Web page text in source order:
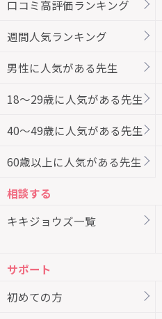
口コミ高評価ランキング
週間人気ランキング
男性に人気がある先生
18～29歳に人気がある先生
40～49歳に人気がある先生
60歳以上に人気がある先生
相談する
キキジョウズ一覧
サポート
初めての方